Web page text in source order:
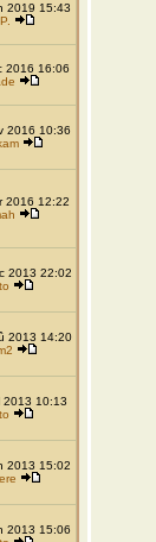
2019 15:43
2016 16:06
2016 10:36
2016 12:22
2013 22:02
2013 14:20
2013 10:13
2013 15:02
2013 15:06